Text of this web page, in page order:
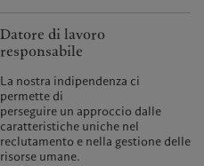
Datore di lavoro
responsabile
La nostra indipendenza ci
permette di
perseguire un approccio dalle
caratteristiche uniche nel
reclutamento e nella gestione delle
risorse umane.